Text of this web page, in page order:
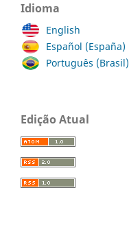
Idioma
English
Español (España)
Português (Brasil)
Edição Atual